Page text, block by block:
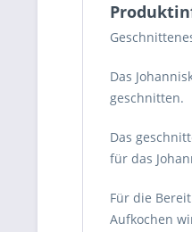
Das
geschnitten.
Das
für das
Für die
Aufkochen